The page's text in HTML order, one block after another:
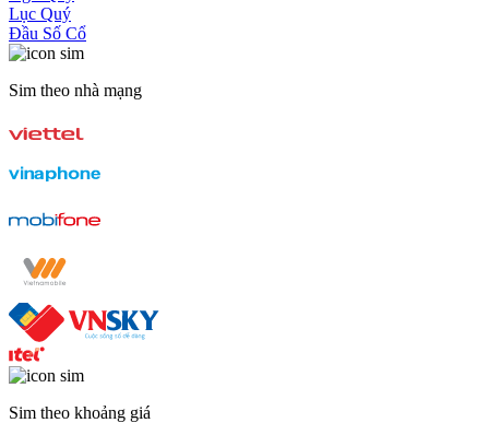
Lục Quý
Đầu Số Cổ
Sim theo nhà mạng
Sim theo khoảng giá